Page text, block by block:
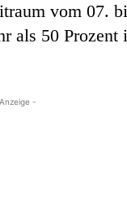
vom 07.
als 50
-